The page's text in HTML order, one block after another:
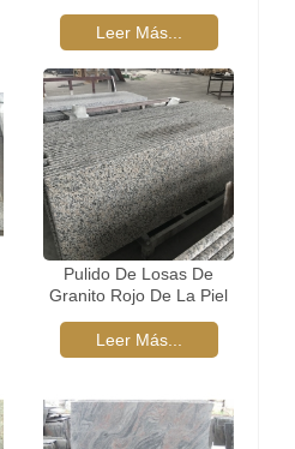
Leer Más...
Pulido De Losas De
Granito Rojo De La Piel
Leer Más...